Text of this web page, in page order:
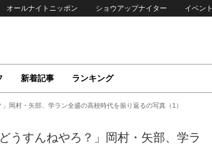
オールナイトニッポン ショウアップナイター イベント
新着記事 ランキング
岡村・矢部、学ラン全盛の高校時代を振り返るの写真（1）
うすんねやろ？」岡村・矢部、学ラ